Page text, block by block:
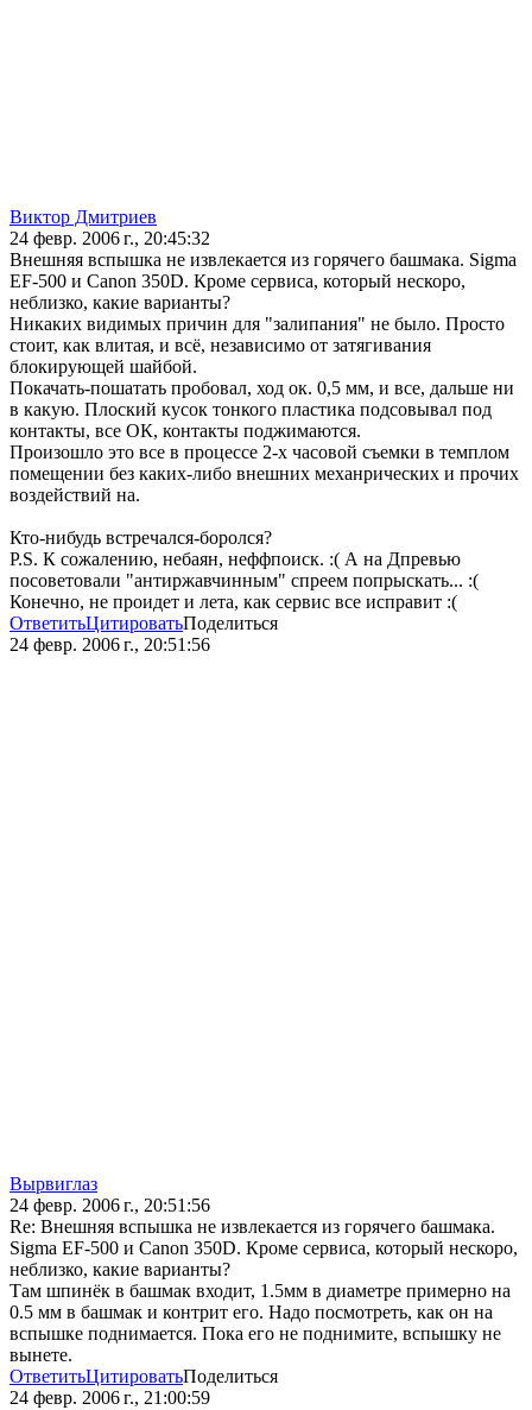
Виктор Дмитриев
24 февр. 2006 г., 20:45:32
Внешняя вспышка не извлекается из горячего башмака. Sigma
EF-500 и Canon 350D. Кроме сервиса, который нескоро,
неблизко, какие варианты?
Никаких видимых причин для "залипания" не было. Просто
стоит, как влитая, и всё, независимо от затягивания
блокирующей шайбой.
Покачать-пошатать пробовал, ход ок. 0,5 мм, и все, дальше ни
в какую. Плоский кусок тонкого пластика подсовывал под
контакты, все ОК, контакты поджимаются.
Произошло это все в процессе 2-х часовой съемки в темплом
помещении без каких-либо внешних механрических и прочих
воздействий на.
Кто-нибудь встречался-боролся?
P.S. К сожалению, небаян, неффпоиск. :( А на Дпревью
посоветовали "антиржавчинным" спреем попрыскать... :(
Конечно, не проидет и лета, как сервис все исправит :(
ОтветитьЦитироватьПоделиться
24 февр. 2006 г., 20:51:56
Вырвиглаз
24 февр. 2006 г., 20:51:56
Re: Внешняя вспышка не извлекается из горячего башмака.
Sigma EF-500 и Canon 350D. Кроме сервиса, который нескоро,
неблизко, какие варианты?
Там шпинёк в башмак входит, 1.5мм в диаметре примерно на
0.5 мм в башмак и контрит его. Надо посмотреть, как он на
вспышке поднимается. Пока его не поднимите, вспышку не
вынете.
ОтветитьЦитироватьПоделиться
24 февр. 2006 г., 21:00:59